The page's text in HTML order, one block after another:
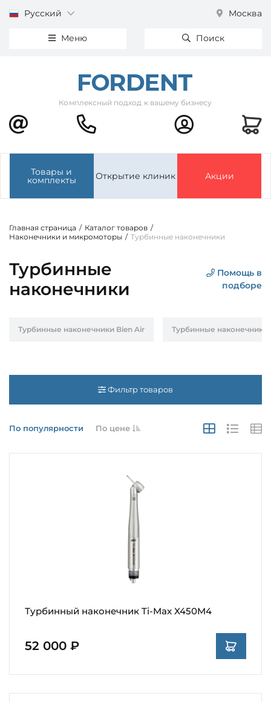
Русский Москва
Меню Поиск
Комплексный подход к вашему бизнесу
Товары и
комплекты Открытие клиник Акции
Главная страница / Каталог товаров /
Наконечники и микромоторы / Турбинные наконечники
Турбинные
наконечники
Помощь в
подборе
Турбинные наконечники Bien Air Турбинные наконечники
Фильтр товаров
По популярности По цене
Турбинный наконечник Ti-Max X450M4
52 000 ₽